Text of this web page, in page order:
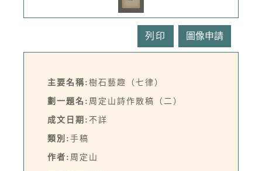
列印
主要名稱: 樹石藝趣（七律）
劃一題名: 周定山詩作散稿（二）
成文日期: 不詳
類別: 手稿
作者: 周定山